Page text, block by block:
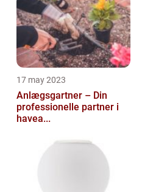
17 may 2023
Anlægsgartner – Din
professionelle partner i
havea...